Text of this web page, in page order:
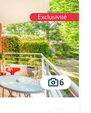
ce bien rare sur le
Exclusivité
6